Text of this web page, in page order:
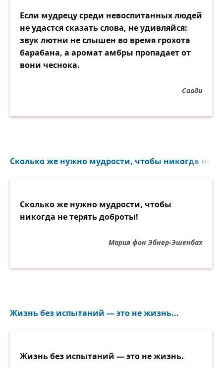
Если мудрецу среди невоспитанных людей
не удастся сказать слова, не удивляйся:
звук лютни не слышен во время грохота
барабана, а аромат амбры пропадает от
вони чеснока.
Саади
Сколько же нужно мудрости, чтобы никогда не
Сколько же нужно мудрости, чтобы
никогда не терять доброты!
Мария фон Эбнер-Эшенбах
Жизнь без испытаний — это не жизнь...
Жизнь без испытаний — это не жизнь.